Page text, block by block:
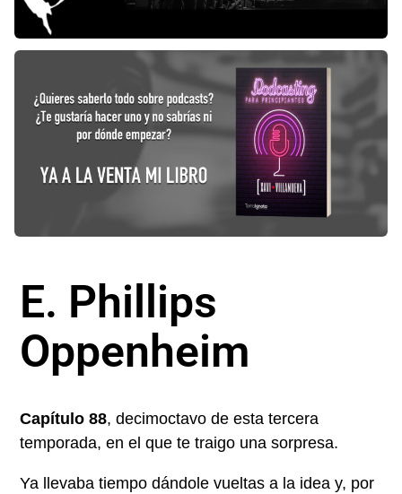
E. Phillips
Oppenheim
Capítulo 88, decimoctavo de esta tercera
temporada, en el que te traigo una sorpresa.
Ya llevaba tiempo dándole vueltas a la idea y, por